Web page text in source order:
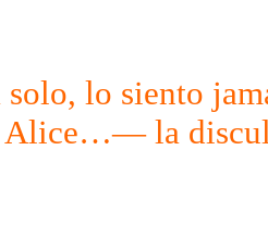
lo siento
Alice…— la